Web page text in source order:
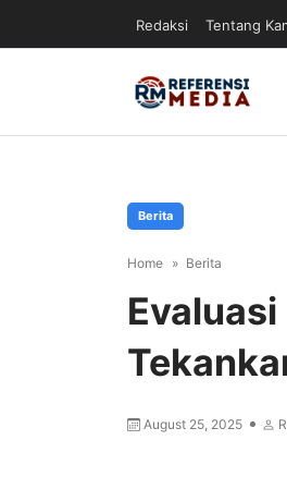
Redaksi Tentang
Berita
Home Berita
August 25, 2025